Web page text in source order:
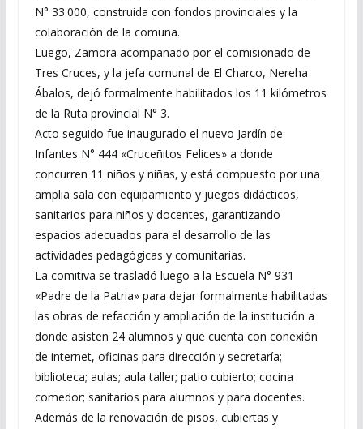
N° 33.000, construida con fondos provinciales y la
colaboración de la comuna.
Luego, Zamora acompañado por el comisionado de
Tres Cruces, y la jefa comunal de El Charco, Nereha
Ábalos, dejó formalmente habilitados los 11 kilómetros
de la Ruta provincial N° 3.
Acto seguido fue inaugurado el nuevo Jardín de
Infantes N° 444 «Cruceñitos Felices» a donde
concurren 11 niños y niñas, y está compuesto por una
amplia sala con equipamiento y juegos didácticos,
sanitarios para niños y docentes, garantizando
espacios adecuados para el desarrollo de las
actividades pedagógicas y comunitarias.
La comitiva se trasladó luego a la Escuela N° 931
«Padre de la Patria» para dejar formalmente habilitadas
las obras de refacción y ampliación de la institución a
donde asisten 24 alumnos y que cuenta con conexión
de internet, oficinas para dirección y secretaría;
biblioteca; aulas; aula taller; patio cubierto; cocina
comedor; sanitarios para alumnos y para docentes.
Además de la renovación de pisos, cubiertas y